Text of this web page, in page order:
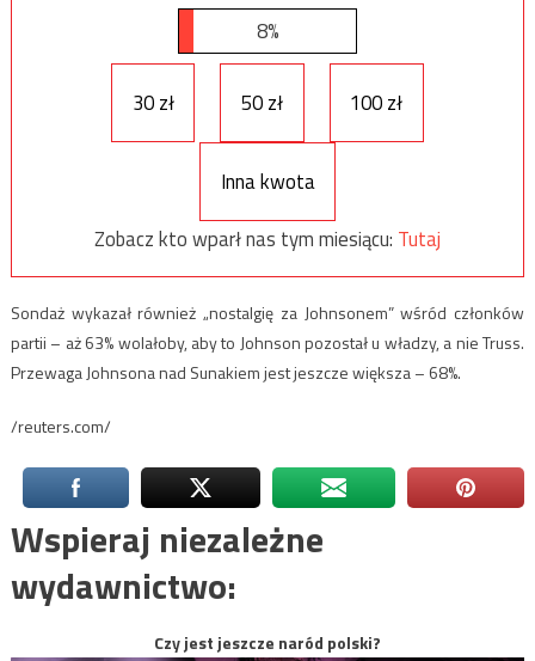
8%
30 zł 50 zł 100 zł
Inna kwota
Zobacz kto wparł nas tym miesiącu: Tutaj
Sondaż wykazał również „nostalgię za Johnsonem” wśród członków
partii – aż 63% wolałoby, aby to Johnson pozostał u władzy, a nie Truss.
Przewaga Johnsona nad Sunakiem jest jeszcze większa – 68%.
/reuters.com/
Wspieraj niezależne
wydawnictwo:
Czy jest jeszcze naród polski?